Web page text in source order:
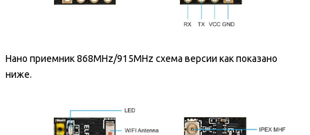
Нано приемник 868MHz/915MHz схема версии как показано
ниже.